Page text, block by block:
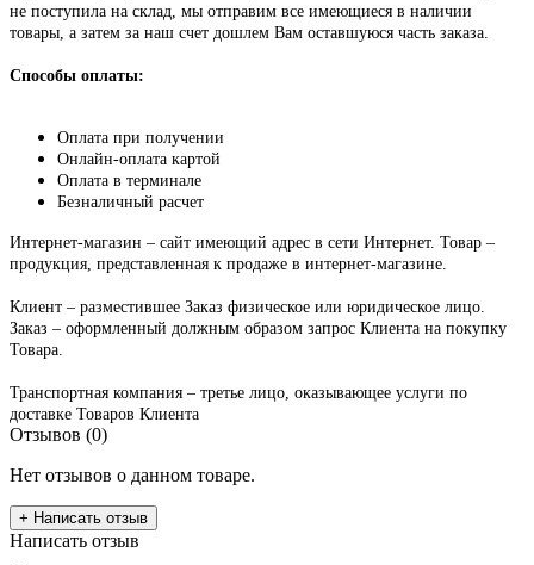
не поступила на склад, мы отправим все имеющиеся в наличии
товары, а затем за наш счет дошлем Вам оставшуюся часть заказа.
Способы оплаты:
Оплата при получении
Онлайн-оплата картой
Оплата в терминале
Безналичный расчет
Интернет-магазин – сайт имеющий адрес в сети Интернет. Товар –
продукция, представленная к продаже в интернет-магазине.
Клиент – разместившее Заказ физическое или юридическое лицо.
Заказ – оформленный должным образом запрос Клиента на покупку
Товара.
Транспортная компания – третье лицо, оказывающее услуги по
доставке Товаров Клиента
Отзывов (0)
Нет отзывов о данном товаре.
+ Написать отзыв
Написать отзыв